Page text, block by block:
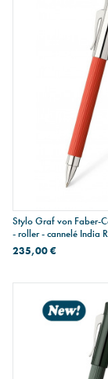
Stylo Graf von Faber-
- roller - cannelé India
235,00 €